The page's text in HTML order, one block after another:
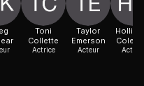
Toni
Collette
Actrice
Taylor
Emerson
Acteur Actrice